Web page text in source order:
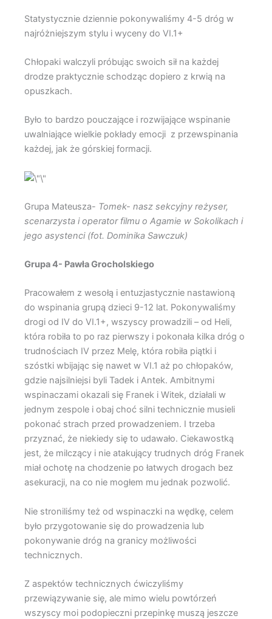
Statystycznie dziennie pokonywaliśmy 4-5 dróg w
najróżniejszym stylu i wyceny do VI.1+
Chłopaki walczyli próbując swoich sił na każdej
drodze praktycznie schodząc dopiero z krwią na
opuszkach.
Było to bardzo pouczające i rozwijające wspinanie
uwalniające wielkie pokłady emocji z przewspinania
każdej, jak że górskiej formacji.
Grupa Mateusza- Tomek- nasz sekcyjny reżyser,
scenarzysta i operator filmu o Agamie w Sokolikach i
jego asystenci (fot. Dominika Sawczuk)
Grupa 4- Pawła Grocholskiego
Pracowałem z wesołą i entuzjastycznie nastawioną
do wspinania grupą dzieci 9-12 lat. Pokonywaliśmy
drogi od IV do VI.1+, wszyscy prowadzili – od Heli,
która robiła to po raz pierwszy i pokonała kilka dróg o
trudnościach IV przez Melę, która robiła piątki i
szóstki wbijając się nawet w VI.1 aż po chłopaków,
gdzie najsilniejsi byli Tadek i Antek. Ambitnymi
wspinaczami okazali się Franek i Witek, działali w
jednym zespole i obaj choć silni technicznie musieli
pokonać strach przed prowadzeniem. I trzeba
przyznać, że niekiedy się to udawało. Ciekawostką
jest, że milczący i nie atakujący trudnych dróg Franek
miał ochotę na chodzenie po łatwych drogach bez
asekuracji, na co nie mogłem mu jednak pozwolić.
Nie stroniliśmy też od wspinaczki na wędkę, celem
było przygotowanie się do prowadzenia lub
pokonywanie dróg na granicy możliwości
technicznych.
Z aspektów technicznych ćwiczyliśmy
przewiązywanie się, ale mimo wielu powtórzeń
wszyscy moi podopieczni przepinkę muszą jeszcze